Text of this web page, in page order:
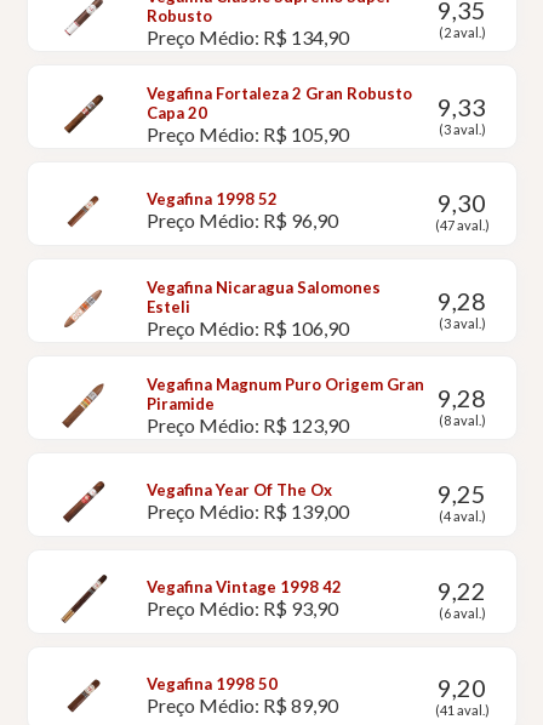
Robusto
Preço Médio: R$ 134,90
9,35
(2 aval.)
Vegafina Fortaleza 2 Gran Robusto
Capa 20
Preço Médio: R$ 105,90
9,33
(3 aval.)
Vegafina 1998 52
Preço Médio: R$ 96,90
9,30
(47 aval.)
Vegafina Nicaragua Salomones
Esteli
Preço Médio: R$ 106,90
9,28
(3 aval.)
Vegafina Magnum Puro Origem Gran
Piramide
Preço Médio: R$ 123,90
9,28
(8 aval.)
Vegafina Year Of The Ox
Preço Médio: R$ 139,00
9,25
(4 aval.)
Vegafina Vintage 1998 42
Preço Médio: R$ 93,90
9,22
(6 aval.)
Vegafina 1998 50
Preço Médio: R$ 89,90
9,20
(41 aval.)